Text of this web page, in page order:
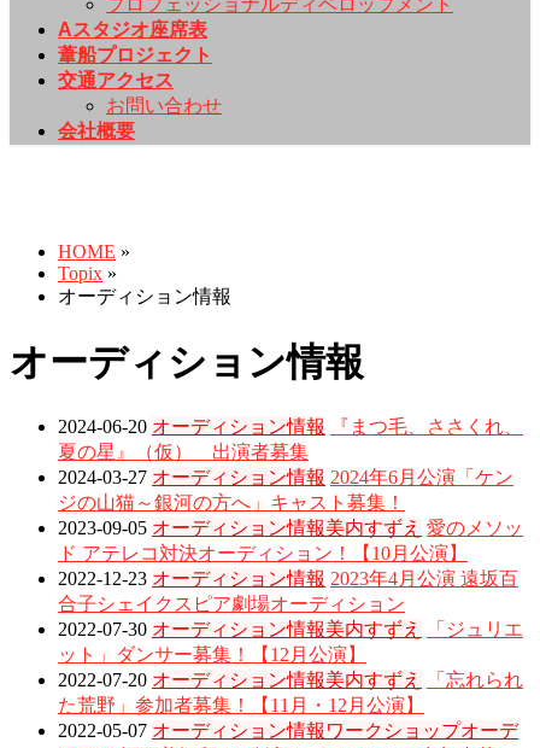
プロフェッショナルディベロップメント
Aスタジオ座席表
葦船プロジェクト
交通アクセス
お問い合わせ
会社概要
HOME »
Topix »
オーディション情報
オーディション情報
2024-06-20 オーディション情報
『まつ毛、ささくれ、
夏の星』（仮） 出演者募集
2024-03-27 オーディション情報 2024年6月公演「ケン
ジの山猫～銀河の方へ」キャスト募集！
2023-09-05 オーディション情報美内すずえ 愛のメソッ
ド アテレコ対決オーディション！【10月公演】
2022-12-23 オーディション情報 2023年4月公演 遠坂百
合子シェイクスピア劇場オーディション
2022-07-30 オーディション情報美内すずえ
「ジュリエ
ット」ダンサー募集！【12月公演】
2022-07-20 オーディション情報美内すずえ
「忘れられ
た荒野」参加者募集！【11月・12月公演】
2022-05-07 オーディション情報 ワークショップオーデ